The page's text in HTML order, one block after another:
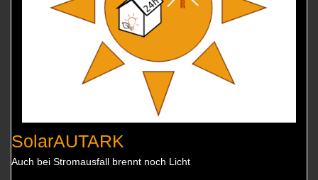
SolarAUTARK
Auch bei Stromausfall brennt noch Licht